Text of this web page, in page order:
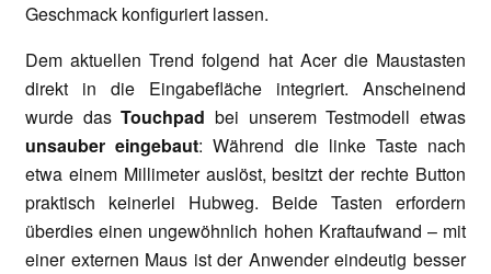
Geschmack konfiguriert lassen.
Dem aktuellen Trend folgend hat Acer die Maustasten
direkt in die Eingabefläche integriert. Anscheinend
wurde dasTouchpadbei unserem Testmodell etwas
unsauber eingebaut: Während die linke Taste nach
etwa einem Millimeter auslöst, besitzt der rechte Button
praktisch keinerlei Hubweg. Beide Tasten erfordern
überdies einen ungewöhnlich hohen Kraftaufwand – mit
einer externen Maus ist der Anwender eindeutig besser